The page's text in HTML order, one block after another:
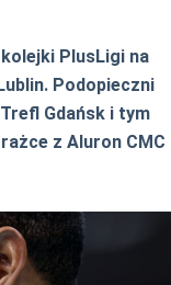
PlusLigi na
Podopieczni
Gdańsk i tym
z Aluron CMC